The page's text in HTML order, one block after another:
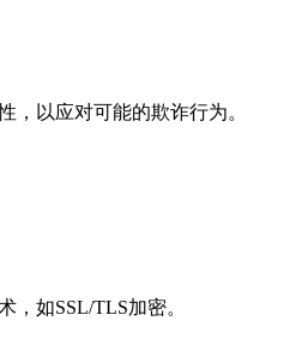
，以应对可能的欺诈行为。
如SSL/TLS加密。